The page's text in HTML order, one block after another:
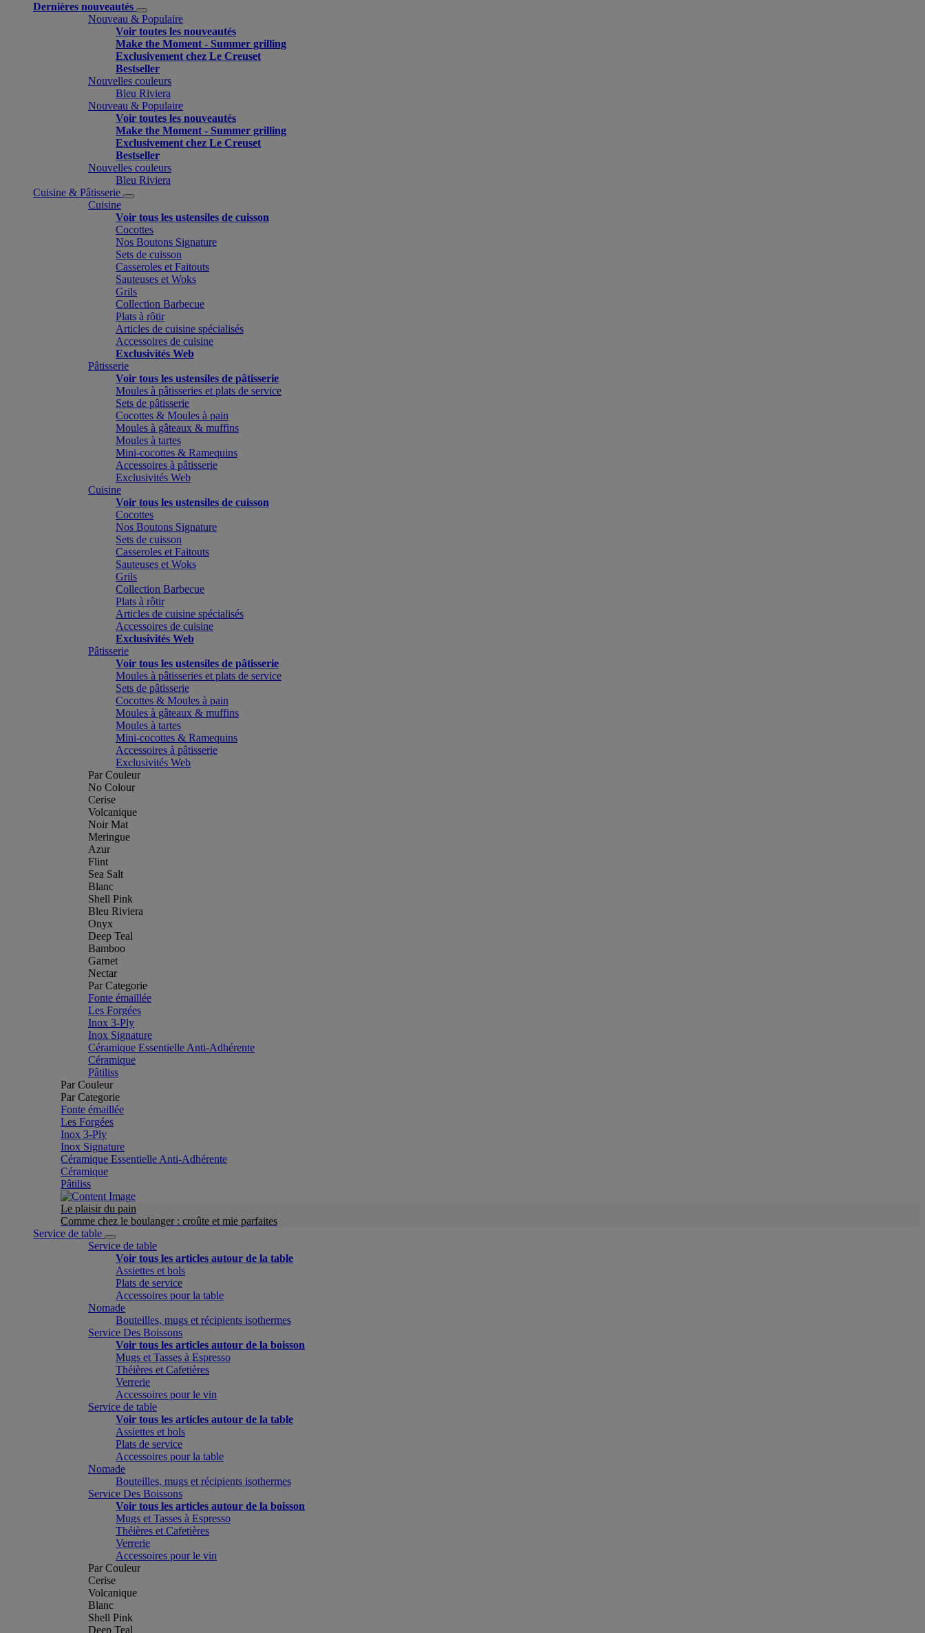
Dernières nouveautés
Nouveau & Populaire
Voir toutes les nouveautés
Make the Moment - Summer grilling
Exclusivement chez Le Creuset
Bestseller
Nouvelles couleurs
Bleu Riviera
Nouveau & Populaire
Voir toutes les nouveautés
Make the Moment - Summer grilling
Exclusivement chez Le Creuset
Bestseller
Nouvelles couleurs
Bleu Riviera
Cuisine & Pâtisserie
Cuisine
Voir tous les ustensiles de cuisson
Cocottes
Nos Boutons Signature
Sets de cuisson
Casseroles et Faitouts
Sauteuses et Woks
Grils
Collection Barbecue
Plats à rôtir
Articles de cuisine spécialisés
Accessoires de cuisine
Exclusivités Web
Pâtisserie
Voir tous les ustensiles de pâtisserie
Moules à pâtisseries et plats de service
Sets de pâtisserie
Cocottes & Moules à pain
Moules à gâteaux & muffins
Moules à tartes
Mini-cocottes & Ramequins
Accessoires à pâtisserie
Exclusivités Web
Cuisine
Voir tous les ustensiles de cuisson
Cocottes
Nos Boutons Signature
Sets de cuisson
Casseroles et Faitouts
Sauteuses et Woks
Grils
Collection Barbecue
Plats à rôtir
Articles de cuisine spécialisés
Accessoires de cuisine
Exclusivités Web
Pâtisserie
Voir tous les ustensiles de pâtisserie
Moules à pâtisseries et plats de service
Sets de pâtisserie
Cocottes & Moules à pain
Moules à gâteaux & muffins
Moules à tartes
Mini-cocottes & Ramequins
Accessoires à pâtisserie
Exclusivités Web
Par Couleur
No Colour
Cerise
Volcanique
Noir Mat
Meringue
Azur
Flint
Sea Salt
Blanc
Shell Pink
Bleu Riviera
Onyx
Deep Teal
Bamboo
Garnet
Nectar
Par Categorie
Fonte émaillée
Les Forgées
Inox 3-Ply
Inox Signature
Céramique Essentielle Anti-Adhérente
Céramique
Pâtiliss
Par Couleur
Par Categorie
Fonte émaillée
Les Forgées
Inox 3-Ply
Inox Signature
Céramique Essentielle Anti-Adhérente
Céramique
Pâtiliss
Le plaisir du pain
Comme chez le boulanger : croûte et mie parfaites
Service de table
Service de table
Voir tous les articles autour de la table
Assiettes et bols
Plats de service
Accessoires pour la table
Nomade
Bouteilles, mugs et récipients isothermes
Service Des Boissons
Voir tous les articles autour de la boisson
Mugs et Tasses à Espresso
Théières et Cafetières
Verrerie
Accessoires pour le vin
Service de table
Voir tous les articles autour de la table
Assiettes et bols
Plats de service
Accessoires pour la table
Nomade
Bouteilles, mugs et récipients isothermes
Service Des Boissons
Voir tous les articles autour de la boisson
Mugs et Tasses à Espresso
Théières et Cafetières
Verrerie
Accessoires pour le vin
Par Couleur
Cerise
Volcanique
Blanc
Shell Pink
Deep Teal